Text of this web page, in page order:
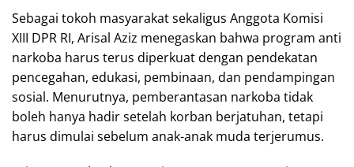
Sebagai tokoh masyarakat sekaligus Anggota Komisi
XIII DPR RI, Arisal Aziz menegaskan bahwa program anti
narkoba harus terus diperkuat dengan pendekatan
pencegahan, edukasi, pembinaan, dan pendampingan
sosial. Menurutnya, pemberantasan narkoba tidak
boleh hanya hadir setelah korban berjatuhan, tetapi
harus dimulai sebelum anak-anak muda terjerumus.